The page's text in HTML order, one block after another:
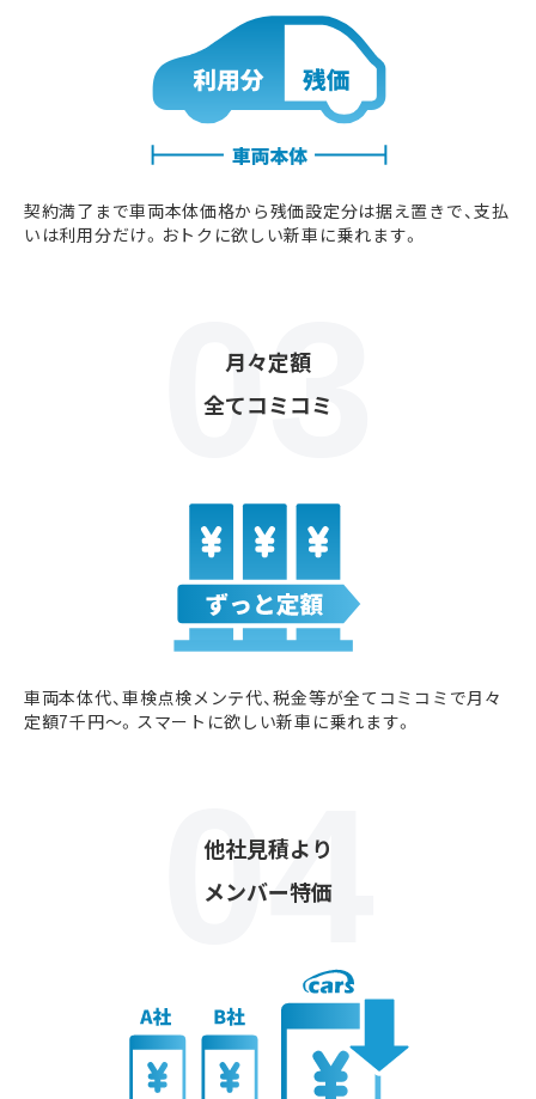
契約満了まで車両本体価格から残価設定分は据え置きで、支払
いは利用分だけ。おトクに欲しい新車に乗れます。
月々定額
全てコミコミ
車両本体代、車検点検メンテ代、税金等が全てコミコミで月々
定額7千円〜。スマートに欲しい新車に乗れます。
他社見積より
メンバー特価